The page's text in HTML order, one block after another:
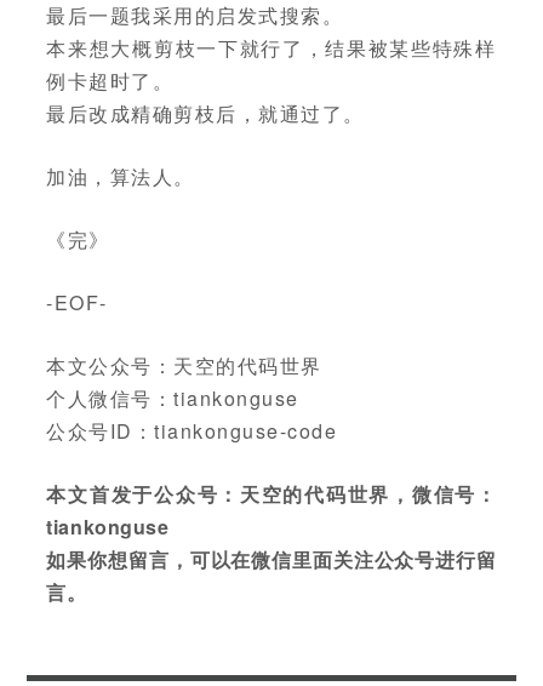
最后一题我采用的启发式搜索。
本来想大概剪枝一下就行了，结果被某些特殊样
例卡超时了。
最后改成精确剪枝后，就通过了。
加油，算法人。
《完》
-EOF-
本文公众号：天空的代码世界
个人微信号：tiankonguse
公众号ID：tiankonguse-code
本文首发于公众号：天空的代码世界，微信号：
tiankonguse
如果你想留言，可以在微信里面关注公众号进行留
言。